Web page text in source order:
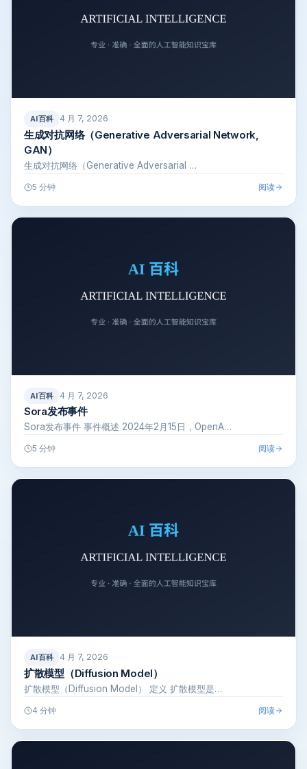
AI百科 4 月 7, 2026
生成对抗网络（Generative Adversarial Network,
GAN）
生成对抗网络（Generative Adversarial …
5 分钟 阅读
AI百科 4 月 7, 2026
Sora发布事件
Sora发布事件 事件概述 2024年2月15日，OpenA…
5 分钟 阅读
AI百科 4 月 7, 2026
扩散模型（Diffusion Model）
扩散模型（Diffusion Model） 定义 扩散模型是…
4 分钟 阅读